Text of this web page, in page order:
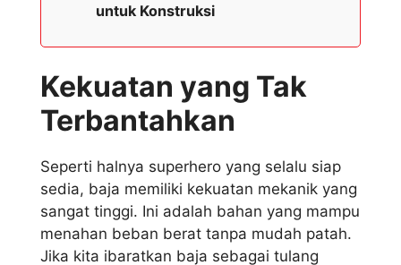
untuk Konstruksi
Kekuatan yang Tak
Terbantahkan
Seperti halnya superhero yang selalu siap
sedia, baja memiliki kekuatan mekanik yang
sangat tinggi. Ini adalah bahan yang mampu
menahan beban berat tanpa mudah patah.
Jika kita ibaratkan baja sebagai tulang